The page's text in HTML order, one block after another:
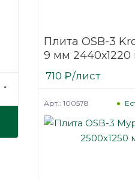
Плита OSB-3
9 мм 2440х1220
710 ₽/лист
Арт.: 100578